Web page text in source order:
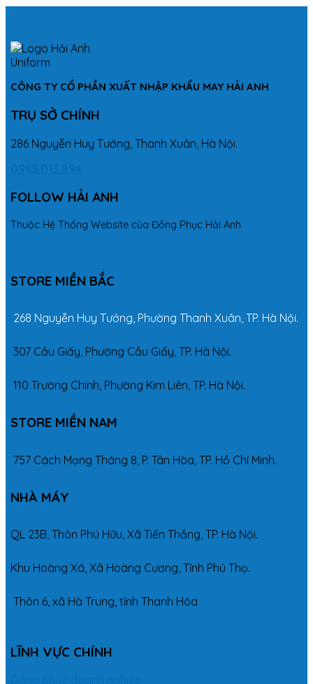
CÔNG TY CỔ PHẦN XUẤT NHẬP KHẨU MAY HẢI ANH
TRỤ SỞ CHÍNH
286 Nguyễn Huy Tưởng, Thanh Xuân, Hà Nội.
FOLLOW HẢI ANH
Thuộc Hệ Thống Website của Đồng Phục Hải Anh
STORE MIỀN BẮC
268 Nguyễn Huy Tưởng, Phường Thanh Xuân, TP. Hà Nội.
307 Cầu Giấy, Phường Cầu Giấy, TP. Hà Nội.
110 Trường Chinh, Phường Kim Liên, TP. Hà Nội.
STORE MIỀN NAM
757 Cách Mạng Tháng 8, P. Tân Hòa, TP. Hồ Chí Minh.
NHÀ MÁY
QL 23B, Thôn Phú Hữu, Xã Tiến Thắng, TP. Hà Nội.
Khu Hoàng Xá, Xã Hoàng Cương, Tỉnh Phú Thọ.
Thôn 6, xã Hà Trung, tỉnh Thanh Hóa
LĨNH VỰC CHÍNH